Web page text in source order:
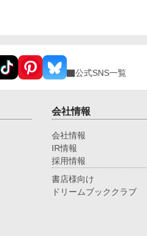
公式SNS一覧
会社情報
会社情報
IR情報
採用情報
書店様向け
ドリームブッククラブ